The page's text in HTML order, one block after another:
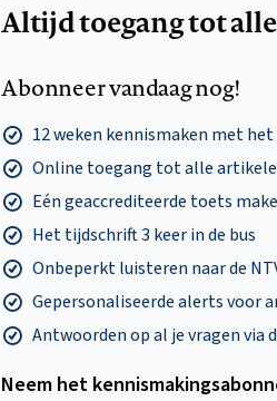
Altijd toegang tot
Abonneer vandaag nog!
12 weken kennismaken met het
Online toegang tot alle
Eén geaccrediteerde toets
Het tijdschrift 3 keer in de bus
Onbeperkt luisteren naar de
Gepersonaliseerde alerts voor
Antwoorden op al je vragen via
Neem het